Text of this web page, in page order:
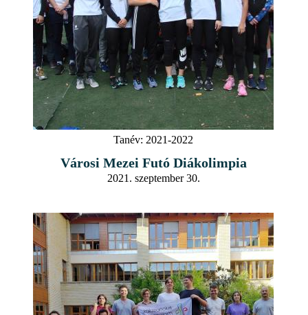
Tanév: 2021-2022
Városi Mezei Futó Diákolimpia
2021. szeptember 30.